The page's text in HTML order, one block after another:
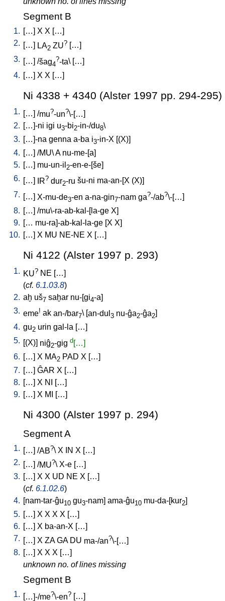
Segment B
1. […] X X […]
2.
… LA2 ZU? …
3.
… ] /šag4
?-ta\ [ …
4. […] X X […]
Ni 4338 + 4340 (Alster 1997 pp. 294-295)
1. … ] /mu?-un?\-[…
2. […]-ni igi u3-bi2-in-/du8\
3. […]-na genna a-ba i3-in-X [(X)]
4. […] /MU\A nu-me-[a]
5. […] mu-un-il 2-en-e-[še]
6.
… IR? dur2-ru šu-ni ma-an-[X (X)
7.
… X-mu-de3-en a-na-gin7-nam ga?-/ab?\-[…
8. […] /mu\-ra-ab-kal-[la-ge X]
9. [… mu-ra]-ab-kal-la-ge [X X]
10. […] X MU NE-NE X […]
Ni 4122 (Alster 1997 p. 293)
1. KU? NE …
(cf. 6.1.03.8)
2. aḫ uš7 saḫar nu-[gi4-a]
3. eme! ak an-/bar7\ [ an-dul 3 nu-ĝa2-ĝa2
4. gu2 urin gal-la […]
5.
(X) niĝ2-gig d[…]
6. […] X MA2 PAD X […]
7. […] ĜAR X […]
8. […] X NI […]
9. […] X MI […]
Ni 4300 (Alster 1997 p. 294)
Segment A
1. … ] /AB?\X IN X …
2.
… ] /MU?\X-e …
3. […] X X UD NE X […]
(cf. 6.1.02.6)
4. [nam-tar-ĝu10 gu3-nam] ama-ĝu10 mu-da-[kur2]
5. […] X X X X […]
6. […] X ba-an-X […]
7.
… X ZA GA DU ma-/an?\-[…
8. […] X X X […]
unknown no. of lines missing
Segment B
1. …]-/me?\-en? …